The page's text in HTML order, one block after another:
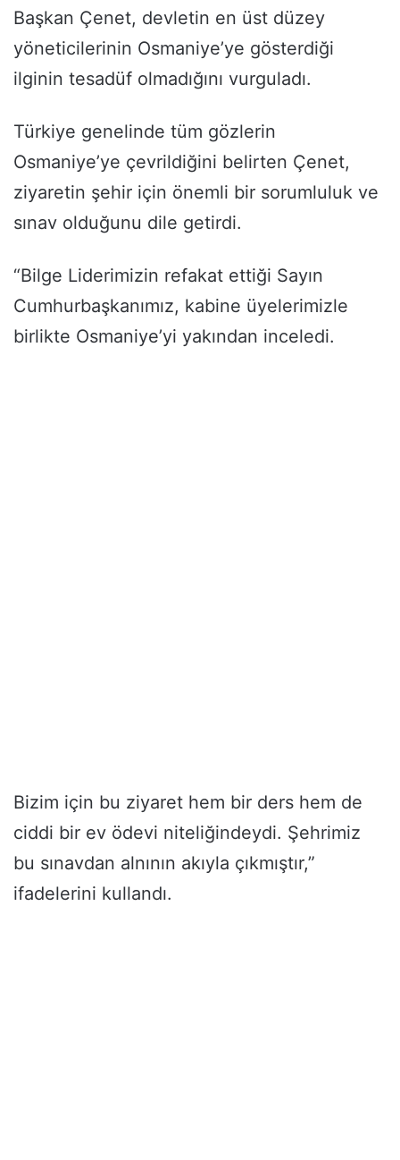
Başkan Çenet, devletin en üst düzey
yöneticilerinin Osmaniye’ye gösterdiği
ilginin tesadüf olmadığını vurguladı.
Türkiye genelinde tüm gözlerin
Osmaniye’ye çevrildiğini belirten Çenet,
ziyaretin şehir için önemli bir sorumluluk ve
sınav olduğunu dile getirdi.
“Bilge Liderimizin refakat ettiği Sayın
Cumhurbaşkanımız, kabine üyelerimizle
birlikte Osmaniye’yi yakından inceledi.
Bizim için bu ziyaret hem bir ders hem de
ciddi bir ev ödevi niteliğindeydi. Şehrimiz
bu sınavdan alnının akıyla çıkmıştır,”
ifadelerini kullandı.